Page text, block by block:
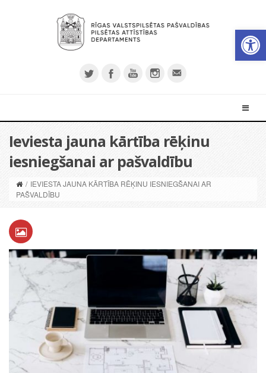
Ieviesta jauna kārtība rēķinu
iesniegšanai ar pašvaldību
/ IEVIESTA JAUNA KĀRTĪBA RĒĶINU IESNIEGŠANAI AR
PAŠVALDĪBU